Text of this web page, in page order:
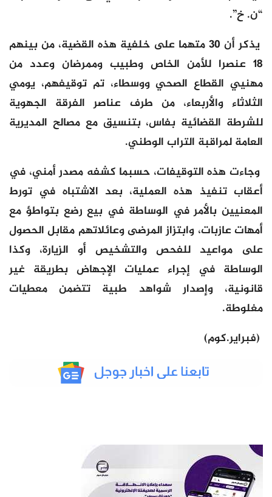
“ن. خ”.
يذكر أن 30 متهما على خلفية هذه القضية، من بينهم
18 عنصرا للأمن الخاص وطبيب وممرضان وعدد من
مهنيي القطاع الصحي ووسطاء، تم توقيفهم، يومي
الثلاثاء والأربعاء، من طرف عناصر الفرقة الجهوية
للشرطة القضائية بفاس، بتنسيق مع مصالح المديرية
العامة لمراقبة التراب الوطني.
وجاءت هذه التوقيفات، حسبما كشفه مصدر أمني، في
أعقاب تنفيذ هذه العملية، بعد الاشتباه في تورط
المعنيين بالأمر في الوساطة في بيع رضع بتواطؤ مع
أمهات عازبات، وابتزاز المرضى وعائلاتهم مقابل الحصول
على مواعيد للفحص والتشخيص أو الزيارة، وكذا
الوساطة في إجراء عمليات الإجهاض بطريقة غير
قانونية، وإصدار شواهد طبية تتضمن معطيات
مغلوطة.
(فبراير.كوم)